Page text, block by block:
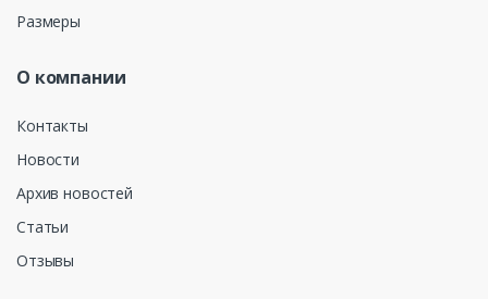
Размеры
О компании
Контакты
Новости
Архив новостей
Статьи
Отзывы